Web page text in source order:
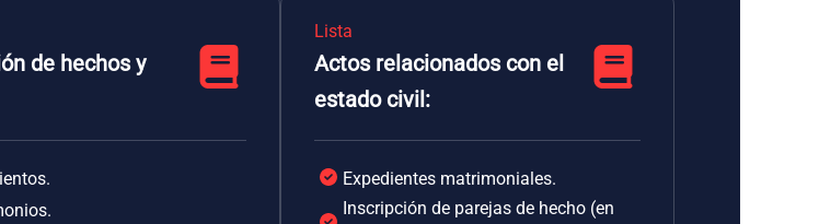
de hechos y
Lista
Actos relacionados con el
estado civil:
Expedientes matrimoniales.
Inscripción de parejas de hecho (en